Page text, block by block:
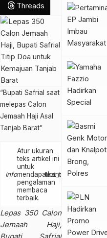
Threads
“Bupati Safrial saat
melepas Calon
Jemaah Haji Asal
Tanjab Barat”
info
Atur ukuran
teks artikel ini
untuk
mendapatkan
pengalaman
membaca
terbaik.
text_decrease
text_increase
Lepas 350 Calon
Jemaah Haji,